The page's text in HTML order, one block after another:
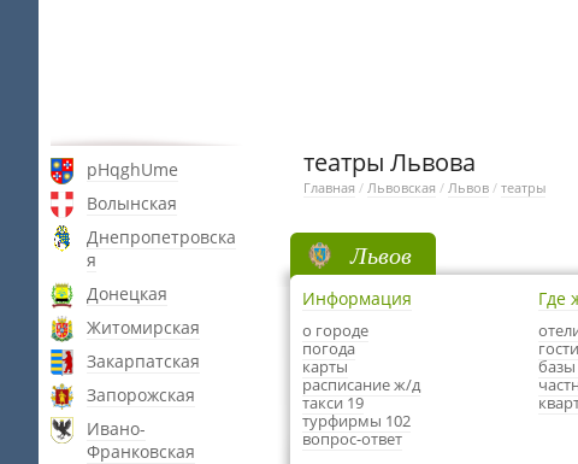
pHqghUme
Волынская
Днепропетровска
я
Донецкая
Житомирская
Закарпатская
Запорожская
Ивано-
Франковская
театры Львова
Главная / Львовская / Львов / театры
Львов
Информация
о городе
погода
карты
расписание ж/д
такси 19
турфирмы 102
вопрос-ответ
Где
базы